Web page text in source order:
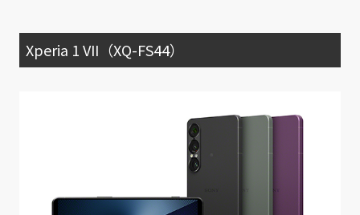
Xperia 1 VII（XQ-FS44）